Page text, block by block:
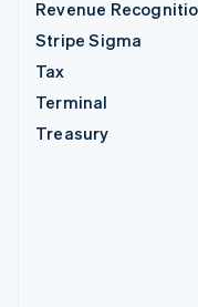
Revenue
Stripe Sigma
Tax
Terminal
Treasury